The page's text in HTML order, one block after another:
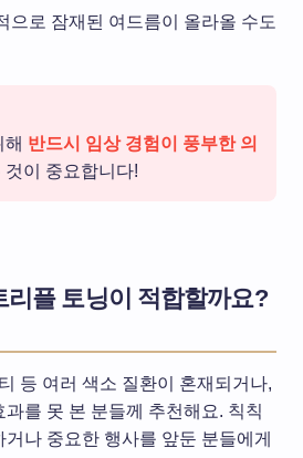
으로 잠재된 여드름이 올라올 수도
반드시 임상 경험이 풍부한 의
것이 중요합니다!
리플 토닝이 적합할까요?
등 여러 색소 질환이 혼재되거나,
를 못 본 분들께 추천해요. 칙칙
나 중요한 행사를 앞둔 분들에게